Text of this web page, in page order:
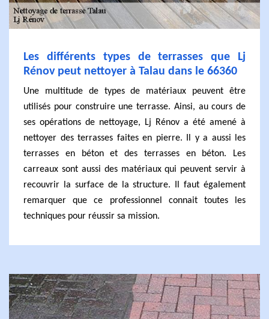
Les différents types de terrasses que Lj
Rénov peut nettoyer à Talau dans le 66360
Une multitude de types de matériaux peuvent être
utilisés pour construire une terrasse. Ainsi, au cours de
ses opérations de nettoyage, Lj Rénov a été amené à
nettoyer des terrasses faites en pierre. Il y a aussi les
terrasses en béton et des terrasses en béton. Les
carreaux sont aussi des matériaux qui peuvent servir à
recouvrir la surface de la structure. Il faut également
remarquer que ce professionnel connait toutes les
techniques pour réussir sa mission.